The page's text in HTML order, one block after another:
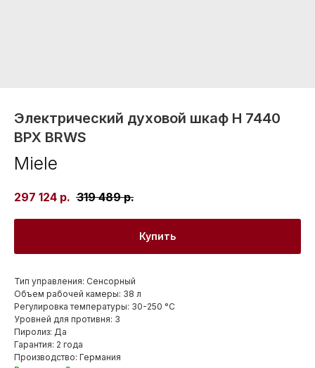
Электрический духовой шкаф H 7440
BPX BRWS
Miele
297 124 р. 319 489 р.
Купить
Тип управления: Сенсорный
Объем рабочей камеры: 38 л
Регулировка температуры: 30-250 °С
Уровней для противня: 3
Пиролиз: Да
Гарантия: 2 года
Производство: Германия